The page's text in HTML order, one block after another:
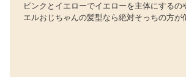
ピンクとイエローでイエローを主体にするの
エルおじちゃんの髪型なら絶対そっちの方が